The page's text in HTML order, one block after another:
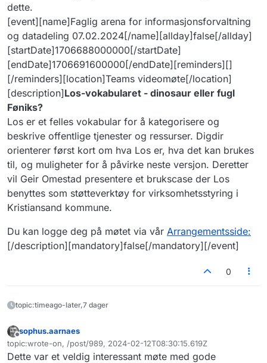
dette.
[event][name]Faglig arena for informasjonsforvaltning
og datadeling 07.02.2024[/name][allday]false[/allday]
[startDate]1706688000000[/startDate]
[endDate]1706691600000[/endDate][reminders][]
[/reminders][location]Teams videomøte[/location]
[description]Los-vokabularet - dinosaur eller fugl
Føniks?
Los er et felles vokabular for å kategorisere og
beskrive offentlige tjenester og ressurser. Digdir
orienterer først kort om hva Los er, hva det kan brukes
til, og muligheter for å påvirke neste versjon. Deretter
vil Geir Omestad presentere et brukscase der Los
benyttes som støtteverktøy for virksomhetsstyring i
Kristiansand kommune.
Du kan logge deg på møtet via vår Arrangementsside:
[/description][mandatory]false[/mandatory][/event]
0
topic:timeago-later,7 dager
Frakoblet
sophus.aarnaes
topic:wrote-on, /post/989, 2024-02-12T08:30:15.619Z
Sist endret av
Dette var et veldig interessant møte med gode